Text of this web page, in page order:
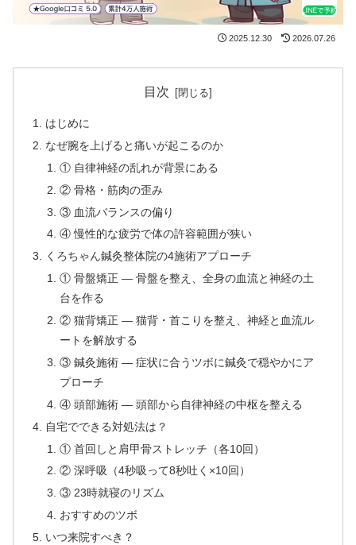
2025.12.30 2026.07.26
目次
はじめに
なぜ腕を上げると痛いが起こるのか
① 自律神経の乱れが背景にある
② 骨格・筋肉の歪み
③ 血流バランスの偏り
④ 慢性的な疲労で体の許容範囲が狭い
くろちゃん鍼灸整体院の4施術アプローチ
① 骨盤矯正 — 骨盤を整え、全身の血流と神経の土
台を作る
② 猫背矯正 — 猫背・首こりを整え、神経と血流ル
ートを解放する
③ 鍼灸施術 — 症状に合うツボに鍼灸で穏やかにア
プローチ
④ 頭部施術 — 頭部から自律神経の中枢を整える
自宅でできる対処法は？
① 首回しと肩甲骨ストレッチ（各10回）
② 深呼吸（4秒吸って8秒吐く×10回）
③ 23時就寝のリズム
おすすめのツボ
いつ来院すべき？